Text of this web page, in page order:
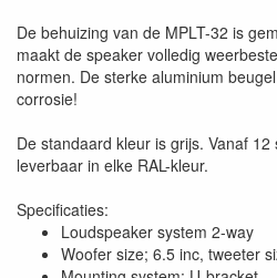
De behuizing van de MPLT-32 is
maakt de speaker volledig
normen. De sterke aluminium
corrosie!
De standaard kleur is grijs. Vanaf
leverbaar in elke RAL-kleur.
Specificaties:
Loudspeaker system 2-way
Woofer size; 6.5 inc, tweeter